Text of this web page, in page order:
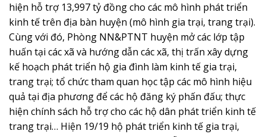
hiện hỗ trợ 13,997 tỷ đồng cho các mô hình phát triển
kinh tế trên địa bàn huyện (mô hình gia trại, trang trại).
Cùng với đó, Phòng NN&PTNT huyện mở các lớp tập
huấn tại các xã và hướng dẫn các xã, thị trấn xây dựng
kế hoạch phát triển hộ gia đình làm kinh tế gia trại,
trang trại; tổ chức tham quan học tập các mô hình hiệu
quả tại địa phương để các hộ đăng ký phấn đấu; thực
hiện chính sách hỗ trợ cho các hộ dân phát triển kinh tế
trang trại… Hiện 19/19 hộ phát triển kinh tế gia trại,